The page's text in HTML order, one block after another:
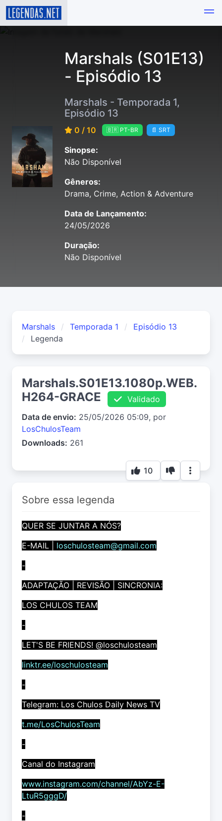
Marshals (S01E13)
- Episódio 13
Marshals - Temporada 1,
Episódio 13
0 / 10 🇧🇷 PT-BR 📄 SRT
Sinopse:
Não Disponível
Gêneros:
Drama, Crime, Action & Adventure
Data de Lançamento:
24/05/2026
Duração:
Não Disponível
Marshals Temporada 1
Episódio 13
Legenda
Marshals.S01E13.1080p.WEB.
H264-GRACE
Validado
Data de envio: 25/05/2026 05:09, por
LosChulosTeam
Downloads: 261
10
Sobre essa legenda
QUER SE JUNTAR A NÓS?
E-MAIL |
loschulosteam@gmail.com
-
ADAPTAÇÃO | REVISÃO | SINCRONIA:
LOS CHULOS TEAM
-
LET'S BE FRIENDS! @loschulosteam
linktr.ee/loschulosteam
-
Telegram: Los Chulos Daily News TV
t.me/LosChulosTeam
-
Canal do Instagram
www.instagram.com/channel/AbYz-E-
LtuR5gggD/
-